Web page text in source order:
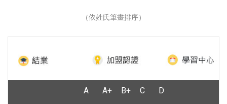
（依姓氏筆畫排序）
A A+ B+ C D